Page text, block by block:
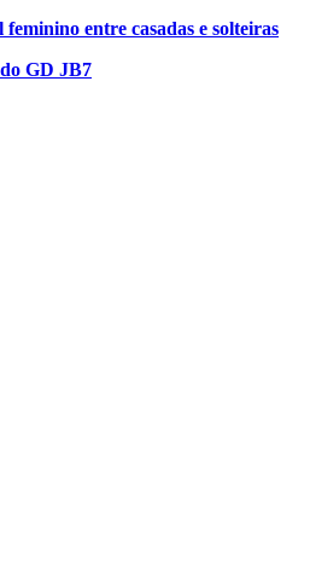
entre casadas e solteiras
GD JB7